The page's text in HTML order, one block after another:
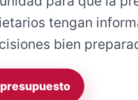
tengan
bien